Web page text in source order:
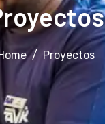
Proyectos